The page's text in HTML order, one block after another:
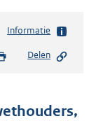
Informatie
Delen